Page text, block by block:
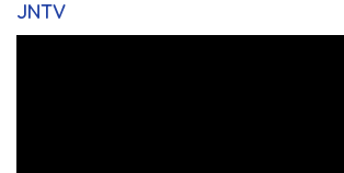
JNTV